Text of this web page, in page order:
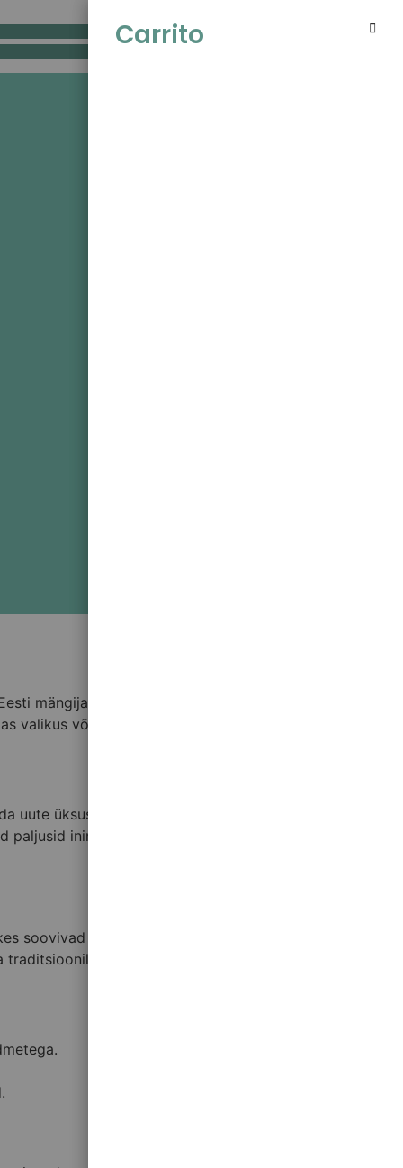
mängijad saavad nautida uue tehnoloogia eeliseid,
valikus võimalusi, et harutada krüptovaluutade eeliseid.
uute üksuste loomist. Need on detsentraliseeritud ja
inimesi, kes soovivad mängida riskivabamalt ja
soovivad madalamaid tehingutasusid ja kiiremat
pangandusteenuste takistusteta.